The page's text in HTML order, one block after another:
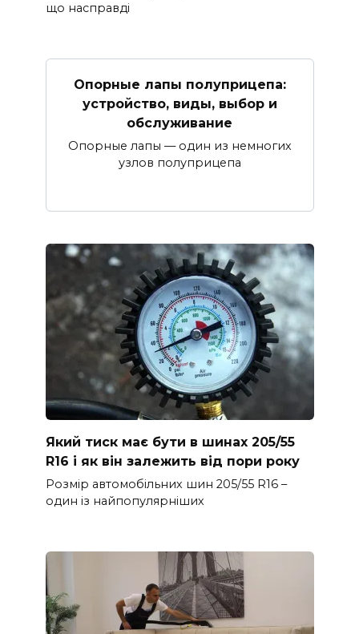
що насправді
Опорные лапы полуприцепа:
устройство, виды, выбор и
обслуживание
Опорные лапы — один из немногих
узлов полуприцепа
Який тиск має бути в шинах 205/55
R16 і як він залежить від пори року
Розмір автомобільних шин 205/55 R16 –
один із найпопулярніших